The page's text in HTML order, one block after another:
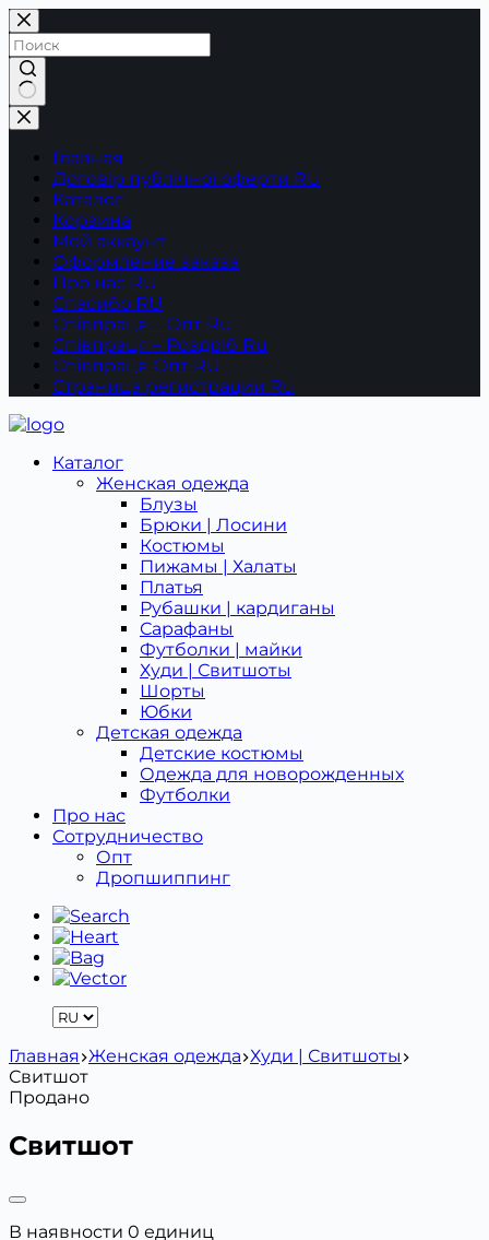
Перейти
к
сути
Ничего
не
найденоГлавная
Договір публічної оферти RU
Каталог
Корзина
Мой аккаунт
Оформление заказа
Про нас RU
Спасибо RU
Співпраця – Опт Ru
Співпраця – Роздріб Ru
Співпраця Опт RU
Страница регистрации Ru
Каталог
Женская одежда
Блузы
Брюки | Лосини
Костюмы
Пижамы | Халаты
Платья
Рубашки | кардиганы
Сарафаны
Футболки | майки
Худи | Свитшоты
Шорты
Юбки
Детская одежда
Детcкие костюмы
Одежда для новорожденных
Футболки
Про нас
Сотрудничество
Опт
Дропшиппинг
Главная Женская одежда Худи | Свитшоты
Свитшот
Продано
Свитшот
В наявности 0 единиц